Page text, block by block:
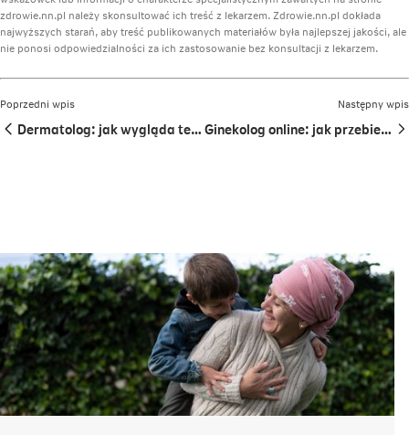
zdrowie.nn.pl należy skonsultować ich treść z lekarzem. Zdrowie.nn.pl dokłada
najwyższych starań, aby treść publikowanych materiałów była najlepszej jakości, ale
nie ponosi odpowiedzialności za ich zastosowanie bez konsultacji z lekarzem.
Poprzedni wpis
Dermatolog: jak wygląda telewizyta?
Następny wpis
Ginekolog online: jak przebiega teleporada?